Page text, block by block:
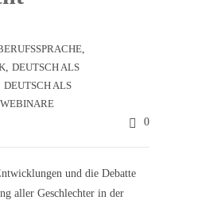
,
, DEUTSCH ALS
DEUTSCH ALS
WEBINARE
0
und die Debatte
aller Geschlechter in der